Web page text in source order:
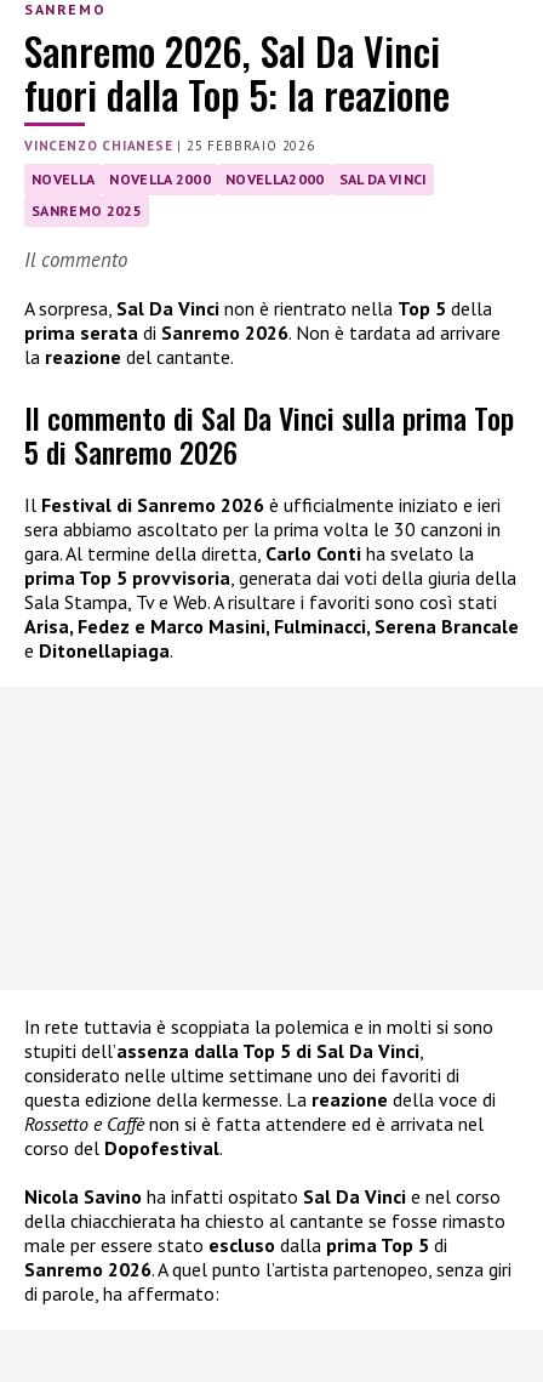
SANREMO
Sanremo 2026, Sal Da Vinci
fuori dalla Top 5: la reazione
VINCENZO CHIANESE |25 FEBBRAIO 2026
NOVELLA NOVELLA 2000 NOVELLA2000
SAL DA VINCI
SANREMO 2025
Il commento
A sorpresa, Sal Da Vinci non è rientrato nella Top 5 della
prima serata di Sanremo 2026. Non è tardata ad arrivare
la reazione del cantante.
Il commento di Sal Da Vinci sulla prima Top
5 di Sanremo 2026
Il Festival di Sanremo 2026 è ufficialmente iniziato e ieri
sera abbiamo ascoltato per la prima volta le 30 canzoni in
gara. Al termine della diretta, Carlo Conti ha svelato la
prima Top 5 provvisoria, generata dai voti della giuria della
Sala Stampa, Tv e Web. A risultare i favoriti sono così stati
Arisa, Fedez e Marco Masini, Fulminacci, Serena Brancale
e Ditonellapiaga.
In rete tuttavia è scoppiata la polemica e in molti si sono
stupiti dell’assenza dalla Top 5 di Sal Da Vinci,
considerato nelle ultime settimane uno dei favoriti di
questa edizione della kermesse. La reazione della voce di
Rossetto e Caffènon si è fatta attendere ed è arrivata nel
corso del Dopofestival.
Nicola Savino ha infatti ospitato Sal Da Vinci e nel corso
della chiacchierata ha chiesto al cantante se fosse rimasto
male per essere stato escluso dalla prima Top 5 di
Sanremo 2026. A quel punto l’artista partenopeo, senza giri
di parole, ha affermato: